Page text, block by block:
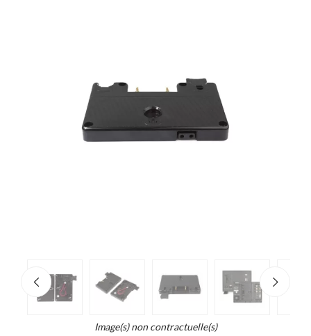
Image(s) non contractuelle(s)